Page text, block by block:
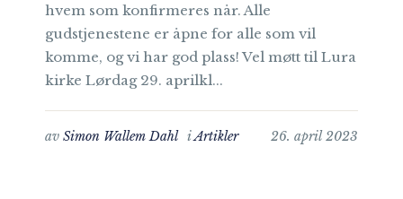
hvem som konfirmeres når. Alle
gudstjenestene er åpne for alle som vil
komme, og vi har god plass! Vel møtt til Lura
kirke Lørdag 29. aprilkl...
26. april 2023
av Simon Wallem Dahl iArtikler